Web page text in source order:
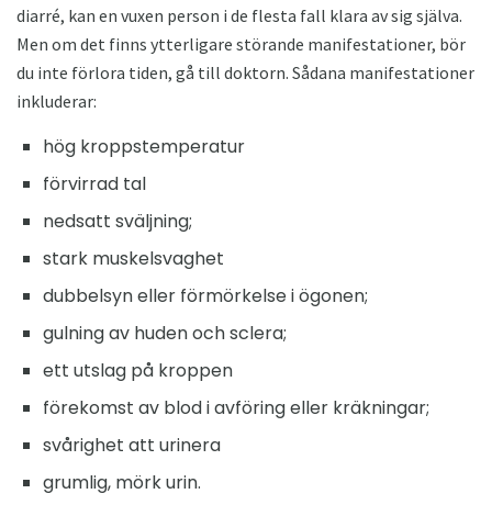
diarré, kan en vuxen person i de flesta fall klara av sig själva.
Men om det finns ytterligare störande manifestationer, bör
du inte förlora tiden, gå till doktorn. Sådana manifestationer
inkluderar:
hög kroppstemperatur
förvirrad tal
nedsatt sväljning;
stark muskelsvaghet
dubbelsyn eller förmörkelse i ögonen;
gulning av huden och sclera;
ett utslag på kroppen
förekomst av blod i avföring eller kräkningar;
svårighet att urinera
grumlig, mörk urin.